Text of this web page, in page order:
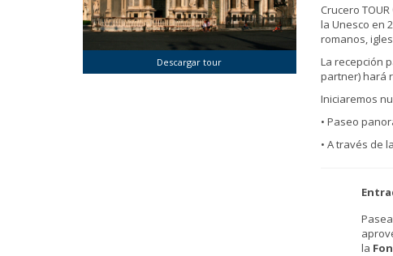
Descargar tour
Crucero
la Unesco en
romanos,
La recepción
partner) hará
Iniciaremos
• Paseo
• A través de la
la